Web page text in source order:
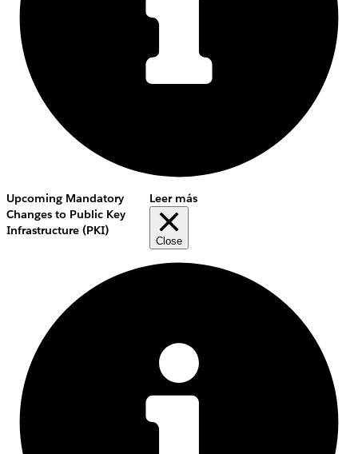
Upcoming Mandatory
Changes to Public Key
Infrastructure (PKI)
Leer más
Close